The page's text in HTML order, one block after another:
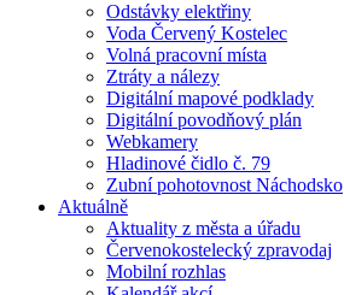
Odstávky elektřiny
Voda Červený Kostelec
Volná pracovní místa
Ztráty a nálezy
Digitální mapové podklady
Digitální povodňový plán
Webkamery
Hladinové čidlo č. 79
Zubní pohotovnost Náchodsko
Aktuálně
Aktuality z města a úřadu
Červenokostelecký zpravodaj
Mobilní rozhlas